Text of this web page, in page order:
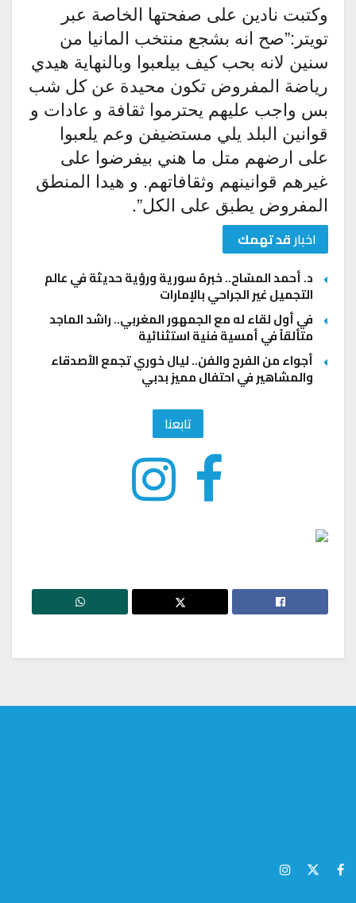
وكتبت نادين على صفحتها الخاصة عبر
تويتر:”صح انه بشجع منتخب المانيا من
سنين لانه بحب كيف بيلعبوا وبالنهاية هيدي
رياضة المفروض تكون محيدة عن كل شب
بس واجب عليهم يحترموا ثقافة و عادات و
قوانين البلد يلي مستضيفن وعم يلعبوا
على ارضهم متل ما هني بيفرضوا على
غيرهم قوانينهم وثقافاتهم. و هيدا المنطق
المفروض يطبق على الكل”.
اخبارقد تهمك
د. أحمد المسّاح.. خبرة سورية ورؤية حديثة في عالم
التجميل غير الجراحي بالإمارات
في أول لقاء له مع الجمهور المغربي.. راشد الماجد
متألقاً في أمسية فنية استثنائية
أجواء من الفرح والفن.. ليال خوري تجمع الأصدقاء
والمشاهير في احتفال مميز بدبي
تابعنا